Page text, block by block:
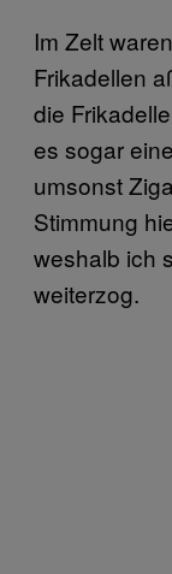
Im Zelt
Frikadellen
die
es sogar
umsonst
Stimmung
weshalb ich
weiterzog.